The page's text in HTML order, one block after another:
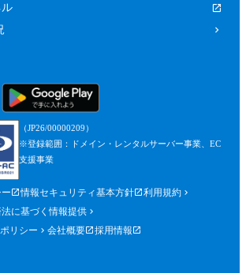
ル
（JP26/00000209）
※登録範囲：ドメイン・レンタルサーバー事業、EC
支援事業
情報セキュリティ基本方針
利用規約
に基づく情報提供
リシー
会社概要 採用情報